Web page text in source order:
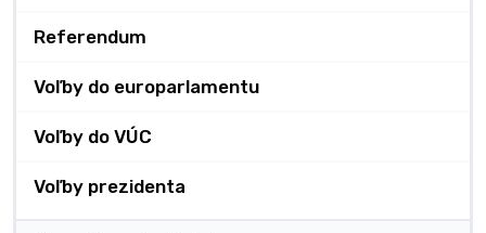
Referendum
Voľby do europarlamentu
Voľby do VÚC
Voľby prezidenta